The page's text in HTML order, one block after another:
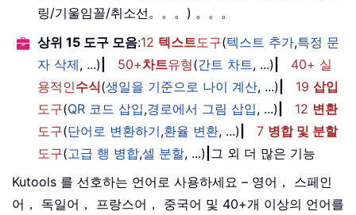
링/기울임꼴/취소선。。。) 。。。
상위 15 도구 모음:12 텍스트도구(텍스트 추가,특정 문
자 삭제, ...) 50+차트유형(간트 차트, ...)
40+ 실
용적인수식(생일을 기준으로 나이 계산, ...) 19 삽입
도구(QR 코드 삽입,경로에서 그림 삽입, ...) 12 변환
도구(단어로 변환하기,환율 변환, ...) 7 병합 및 분할
도구(고급 행 병합,셀 분할, ...) 그 외 더 많은 기능
Kutools 를 선호하는 언어로 사용하세요 – 영어， 스페인
어， 독일어， 프랑스어， 중국어 및 40+개 이상의 언어를